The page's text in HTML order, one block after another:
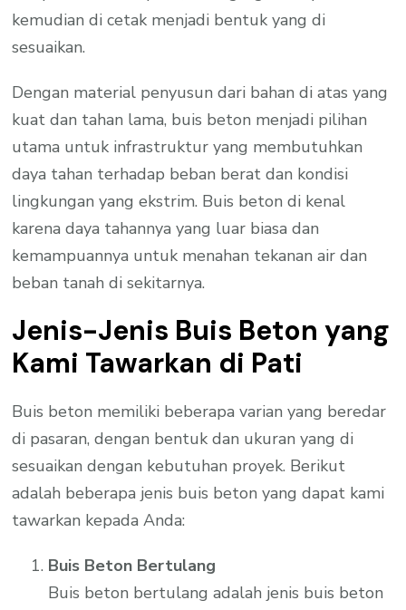
kemudian di cetak menjadi bentuk yang di
sesuaikan.
Dengan material penyusun dari bahan di atas yang
kuat dan tahan lama, buis beton menjadi pilihan
utama untuk infrastruktur yang membutuhkan
daya tahan terhadap beban berat dan kondisi
lingkungan yang ekstrim. Buis beton di kenal
karena daya tahannya yang luar biasa dan
kemampuannya untuk menahan tekanan air dan
beban tanah di sekitarnya.
Jenis-Jenis Buis Beton yang
Kami Tawarkan di Pati
Buis beton memiliki beberapa varian yang beredar
di pasaran, dengan bentuk dan ukuran yang di
sesuaikan dengan kebutuhan proyek. Berikut
adalah beberapa jenis buis beton yang dapat kami
tawarkan kepada Anda:
Buis Beton Bertulang
Buis beton bertulang adalah jenis buis beton